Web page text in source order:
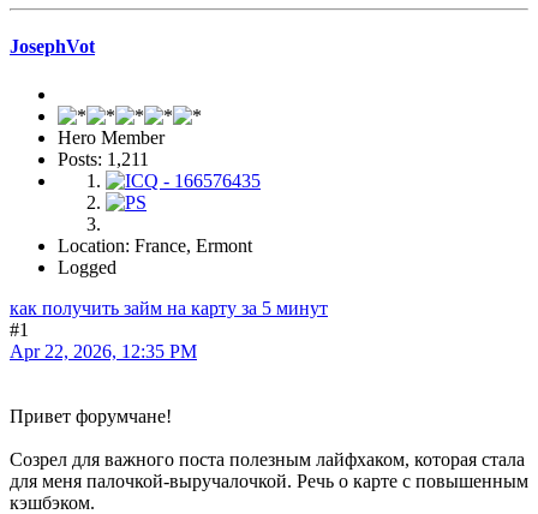
JosephVot
Hero Member
Posts: 1,211
Location: France, Ermont
Logged
как получить займ на карту за 5 минут
#1
Apr 22, 2026, 12:35 PM
Привет форумчане!
Созрел для важного поста полезным лайфхаком, которая стала
для меня палочкой-выручалочкой. Речь о карте с повышенным
кэшбэком.